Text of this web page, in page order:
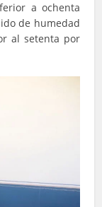
a ochenta
de humedad
al setenta por